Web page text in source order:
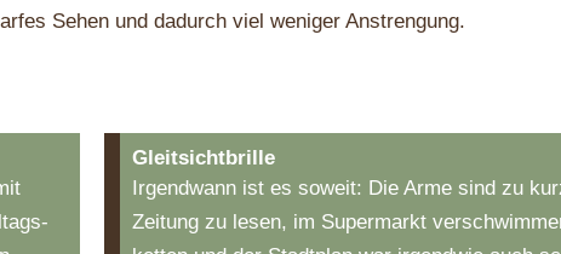
Sehen und dadurch viel weniger Anstrengung.
Gleitsichtbrille
Irgendwann ist es soweit: Die Arme sind zu
Zeitung zu lesen, im Su­per­markt